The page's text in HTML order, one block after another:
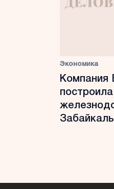
Экономика
Компания